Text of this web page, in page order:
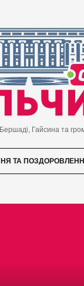
Гайсина та
ТА